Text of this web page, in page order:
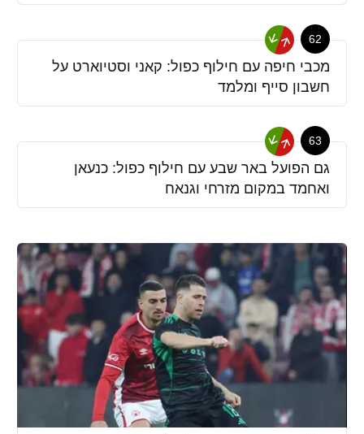
62
מכבי חיפה עם חילוף כפול: קאני וסטיוארט על
חשבון סייף ומלמד
63
גם הפועל באר שבע עם חילוף כפול: כנעאן
ואחמד במקום מזרחי וגנאח